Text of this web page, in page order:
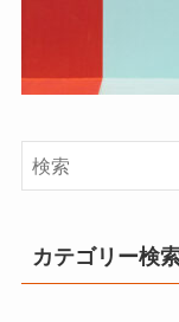
カテゴリー検